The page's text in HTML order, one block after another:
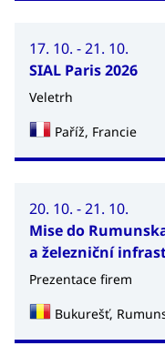
17. 10. - 21. 10.
SIAL Paris 2026
Veletrh
Paříž, Francie
20. 10. - 21. 10.
Mise do
a železniční
Prezentace firem
Bukurešť,